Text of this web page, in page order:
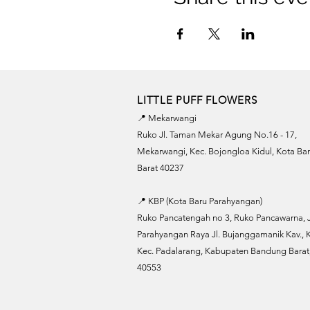
LITTLE PUFF FLOWERS
📍 Mekarwangi
Ruko Jl. Taman Mekar Agung No.16 - 17,
Mekarwangi, Kec. Bojongloa Kidul, Kota
Barat 40237
📍 KBP (Kota Baru Parahyangan)
Ruko Pancatengah no 3, Ruko Pancawarna,
Parahyangan Raya Jl. Bujanggamanik Kav.,
Kec. Padalarang, Kabupaten Bandung
40553